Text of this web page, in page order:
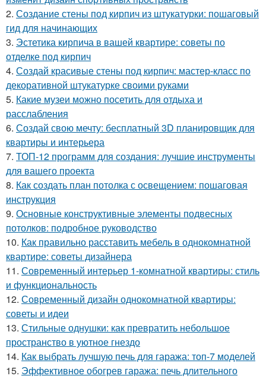
2. Создание стены под кирпич из штукатурки: пошаговый
гид для начинающих
3. Эстетика кирпича в вашей квартире: советы по
отделке под кирпич
4. Создай красивые стены под кирпич: мастер-класс по
декоративной штукатурке своими руками
5. Какие музеи можно посетить для отдыха и
расслабления
6. Создай свою мечту: бесплатный 3D планировщик для
квартиры и интерьера
7. ТОП-12 программ для создания: лучшие инструменты
для вашего проекта
8. Как создать план потолка с освещением: пошаговая
инструкция
9. Основные конструктивные элементы подвесных
потолков: подробное руководство
10. Как правильно расставить мебель в однокомнатной
квартире: советы дизайнера
11. Современный интерьер 1-комнатной квартиры: стиль
и функциональность
12. Современный дизайн однокомнатной квартиры:
советы и идеи
13. Стильные однушки: как превратить небольшое
пространство в уютное гнездо
14. Как выбрать лучшую печь для гаража: топ-7 моделей
15. Эффективное обогрев гаража: печь длительного